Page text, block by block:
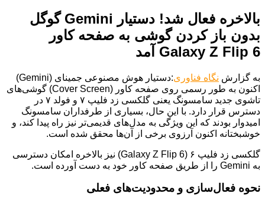
بالاخره فعال شد! دستیار Gemini گوگل
بدون باز کردن گوشی به صفحه کاور
Galaxy Z Flip 6 آمد
به گزارش نگاه فناوری
:دستیار هوش مصنوعی جمینای (Gemini)
اکنون به طور رسمی روی صفحه کاور (Cover Screen) گوشی‌های
تاشوی جدید سامسونگ یعنی گلکسی زد فلیپ ۷ و فولد ۷ در
دسترس قرار دارد. با این حال، بسیاری از طرفداران سامسونگ
امیدوار بودند که این ویژگی به مدل‌های قدیمی‌تر نیز راه پیدا کند، و
خوشبختانه اکنون آرزوی برخی از آن‌ها محقق شده است.
گلکسی زد فلیپ ۶ (Galaxy Z Flip 6) نیز بالاخره امکان دسترسی
به Gemini را از طریق صفحه کاور خود به دست آورده است.
نحوه فعال‌سازی و محدودیت‌های فعلی